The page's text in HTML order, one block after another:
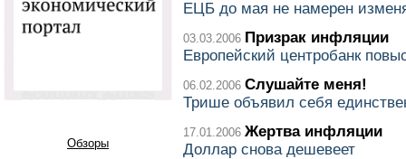
Обзоры
ЕЦБ до мая не намерен
03.03.2006 Призрак инфляции
Европейский центробанк
06.02.2006 Слушайте меня!
Трише объявил себя
17.01.2006 Жертва инфляции
Доллар снова дешевеет